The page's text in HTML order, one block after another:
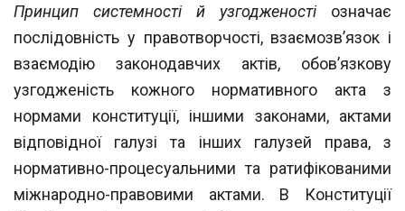
Принцип системності й узгодженостіозначає
послідовність у правотворчості, взаємозв’язок і
взаємодію законодавчих актів, обов’язкову
узгодженість кожного нормативного акта з
нормами конституції, іншими законами, актами
відповідної галузі та інших галузей права, з
нормативно-процесуальними та ратифікованими
міжнародно-правовими актами. В Конституції